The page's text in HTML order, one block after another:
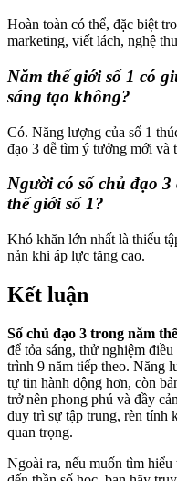
Hoàn toàn có thể, đặc biệt
marketing, viết lách, nghệ
Năm thế giới số 1 có
sáng tạo không?
Có. Năng lượng của số 1
đạo 3 dễ tìm ý tưởng mới và
Người có số chủ đạo
thế giới số 1?
Khó khăn lớn nhất là thiếu
nản khi áp lực tăng cao.
Kết luận
Số chủ đạo 3 trong năm
để tỏa sáng, thử nghiệm
trình 9 năm tiếp theo. Năng
tự tin hành động hơn, còn
trở nên phong phú và đầy
duy trì sự tập trung, rèn tính
quan trọng.
Ngoài ra, nếu muốn tìm